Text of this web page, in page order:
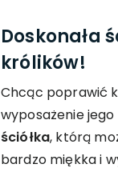
Doskonała
królików!
Chcąc poprawić
wyposażenie
ściółka, którą
bardzo miękka i